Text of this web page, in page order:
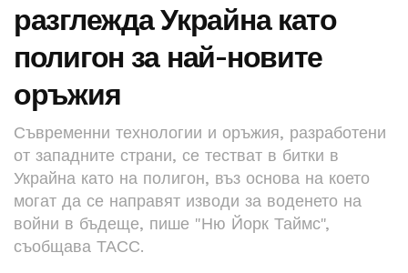
разглежда Украйна като
полигон за най-новите
оръжия
Съвременни технологии и оръжия, разработени
от западните страни, се тестват в битки в
Украйна като на полигон, въз основа на което
могат да се направят изводи за воденето на
войни в бъдеще, пише "Ню Йорк Таймс",
съобщава ТАСС.